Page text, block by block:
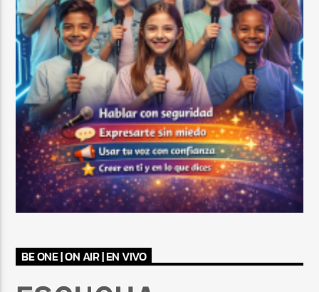
BE ONE | ON AIR | EN VIVO